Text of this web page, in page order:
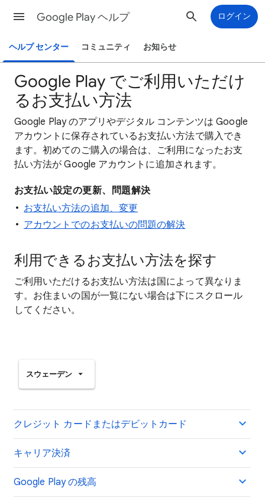
Google Play ヘルプ ログイン
ヘルプ センター コミュニティ お知らせ
Google Play でご利用いただけ
るお支払い方法
Google Play のアプリやデジタル コンテンツは Google
アカウントに保存されているお支払い方法で購入でき
ます。初めてのご購入の場合は、ご利用になったお支
払い方法が Google アカウントに追加されます。
お支払い設定の更新、問題解決
お支払い方法の追加、変更
アカウントでのお支払いの問題の解決
利用できるお支払い方法を探す
ご利用いただけるお支払い方法は国によって異なりま
す。お住まいの国が一覧にない場合は下にスクロール
してください。
スウェーデン
クレジット カードまたはデビットカード
キャリア決済
Google Play の残高